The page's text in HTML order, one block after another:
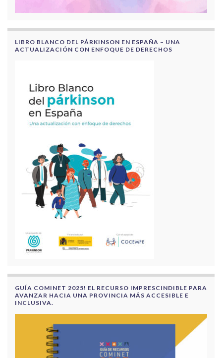
LIBRO BLANCO DEL PÁRKINSON EN ESPAÑA – UNA
ACTUALIZACIÓN CON ENFOQUE DE DERECHOS
GUÍA COMINET 2025! EL RECURSO IMPRESCINDIBLE PARA
AVANZAR HACIA UNA PROVINCIA MÁS ACCESIBLE E
INCLUSIVA.